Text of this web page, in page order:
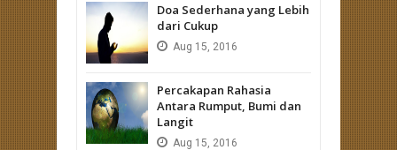
Doa Sederhana yang Lebih
dari Cukup
Aug 15, 2016
Percakapan Rahasia
Antara Rumput, Bumi dan
Langit
Aug 15, 2016